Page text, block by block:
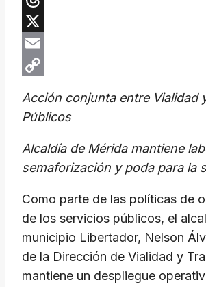
Threads
X
Email
Link
Acción conjunta entre Vialidad
Públicos
Alcaldía de Mérida mantiene
semaforización y poda para la
Como parte de las políticas de
de los servicios públicos, el
municipio Libertador, Nelson
de la Dirección de Vialidad y
mantiene un despliegue